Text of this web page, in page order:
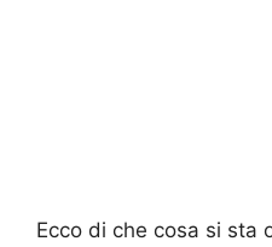
Ecco di che cosa si sta